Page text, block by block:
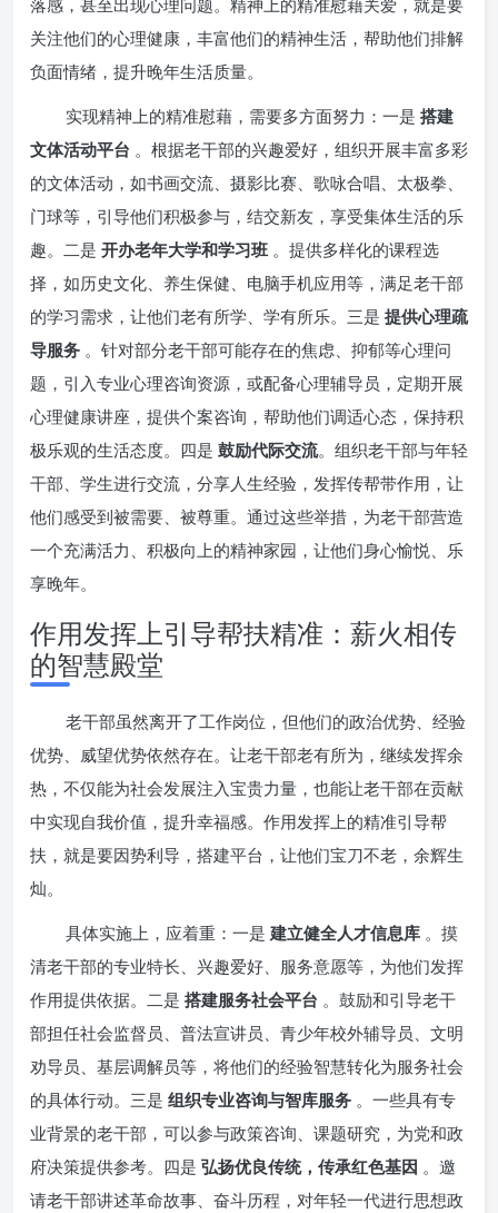
落感，甚至出现心理问题。精神上的精准慰藉关爱，就是要
关注他们的心理健康，丰富他们的精神生活，帮助他们排解
负面情绪，提升晚年生活质量。
实现精神上的精准慰藉，需要多方面努力：一是 搭建
文体活动平台 。根据老干部的兴趣爱好，组织开展丰富多彩
的文体活动，如书画交流、摄影比赛、歌咏合唱、太极拳、
门球等，引导他们积极参与，结交新友，享受集体生活的乐
趣。二是 开办老年大学和学习班 。提供多样化的课程选
择，如历史文化、养生保健、电脑手机应用等，满足老干部
的学习需求，让他们老有所学、学有所乐。三是 提供心理疏
导服务 。针对部分老干部可能存在的焦虑、抑郁等心理问
题，引入专业心理咨询资源，或配备心理辅导员，定期开展
心理健康讲座，提供个案咨询，帮助他们调适心态，保持积
极乐观的生活态度。四是 鼓励代际交流。组织老干部与年轻
干部、学生进行交流，分享人生经验，发挥传帮带作用，让
他们感受到被需要、被尊重。通过这些举措，为老干部营造
一个充满活力、积极向上的精神家园，让他们身心愉悦、乐
享晚年。
作用发挥上引导帮扶精准：薪火相传
的智慧殿堂
老干部虽然离开了工作岗位，但他们的政治优势、经验
优势、威望优势依然存在。让老干部老有所为，继续发挥余
热，不仅能为社会发展注入宝贵力量，也能让老干部在贡献
中实现自我价值，提升幸福感。作用发挥上的精准引导帮
扶，就是要因势利导，搭建平台，让他们宝刀不老，余辉生
灿。
具体实施上，应着重：一是 建立健全人才信息库 。摸
清老干部的专业特长、兴趣爱好、服务意愿等，为他们发挥
作用提供依据。二是 搭建服务社会平台 。鼓励和引导老干
部担任社会监督员、普法宣讲员、青少年校外辅导员、文明
劝导员、基层调解员等，将他们的经验智慧转化为服务社会
的具体行动。三是 组织专业咨询与智库服务 。一些具有专
业背景的老干部，可以参与政策咨询、课题研究，为党和政
府决策提供参考。四是 弘扬优良传统，传承红色基因 。邀
请老干部讲述革命故事、奋斗历程，对年轻一代进行思想政